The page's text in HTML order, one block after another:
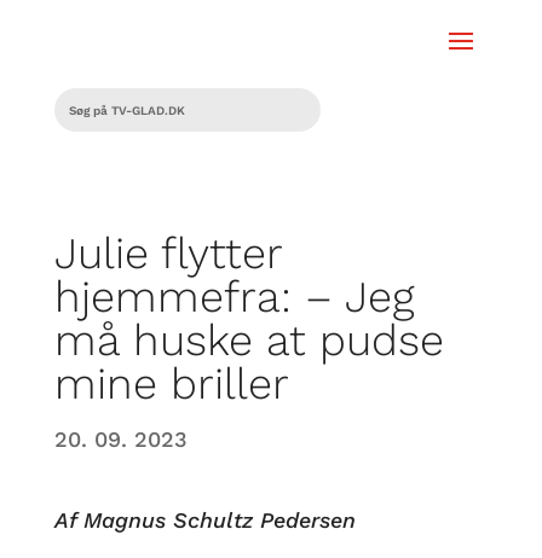
Julie flytter
hjemmefra: – Jeg
må huske at pudse
mine briller
20. 09. 2023
Af Magnus Schultz Pedersen